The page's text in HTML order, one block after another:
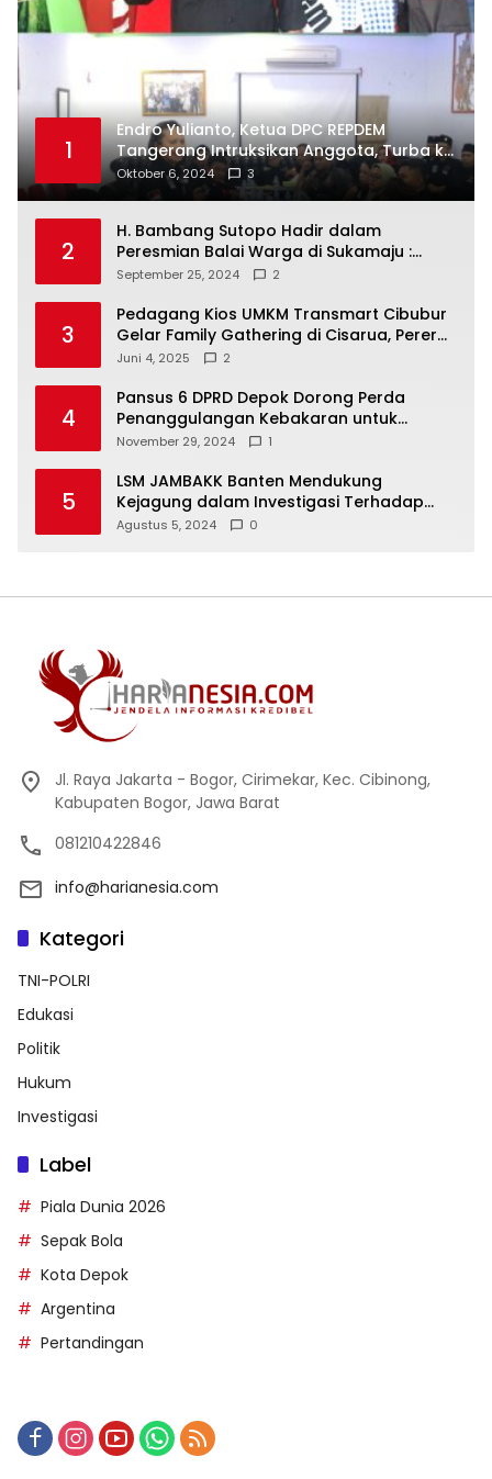
1
Endro Yulianto, Ketua DPC REPDEM
Tangerang Intruksikan Anggota, Turba ke
Masyarakat Dan Jalani Apa Yang di
Putuskan RAKERCABSUS
Oktober 6, 2024 3
2
H. Bambang Sutopo Hadir dalam
Peresmian Balai Warga di Sukamaju :
Wadah Baru untuk Kolaborasi dan
September 25, 2024 2
3
Pedagang Kios UMKM Transmart Cibubur
Gelar Family Gathering di Cisarua, Pererat
Silaturahmi dan Kekompakan
Juni 4, 2025 2
4
Pansus 6 DPRD Depok Dorong Perda
Penanggulangan Kebakaran untuk
Keselamatan Warga
November 29, 2024 1
5
LSM JAMBAKK Banten Mendukung
Kejagung dalam Investigasi Terhadap
Walikota Bandar Lampung
Agustus 5, 2024 0
Jl. Raya Jakarta - Bogor, Cirimekar, Kec. Cibinong,
Kabupaten Bogor, Jawa Barat
081210422846
info@harianesia.com
Kategori
TNI-POLRI
Edukasi
Politik
Hukum
Investigasi
Label
Piala Dunia 2026
Sepak Bola
Kota Depok
Argentina
Pertandingan